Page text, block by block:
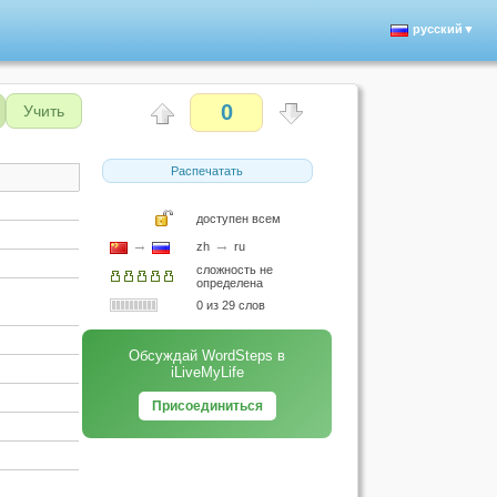
русский▼
Учить 0
Распечатать
доступен всем
→ zh → ru
сложность не
определена
0 из 29 слов
Обсуждай WordSteps в
iLiveMyLife
Присоединиться